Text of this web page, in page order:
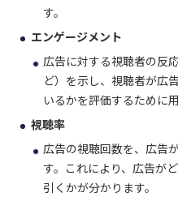
す。
エンゲージメント
広告に対する視聴者の反
ど）を示し、視聴者が広
いるかを評価するために
視聴率
広告の視聴回数を、広告
す。これにより、広告が
引くかが分かります。